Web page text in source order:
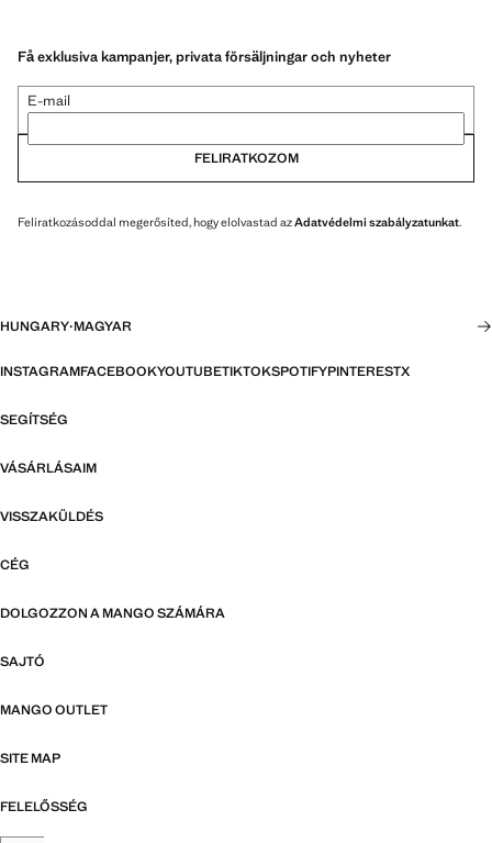
Få exklusiva kampanjer, privata försäljningar och nyheter
E-mail
FELIRATKOZOM
Feliratkozásoddal megerősíted, hogy elolvastad azAdatvédelmi szabályzatunkat.
HUNGARY·MAGYAR
INSTAGRAMFACEBOOKYOUTUBETIKTOKSPOTIFYPINTERESTX
SEGÍTSÉG
VÁSÁRLÁSAIM
VISSZAKÜLDÉS
CÉG
DOLGOZZON A MANGO SZÁMÁRA
SAJTÓ
MANGO OUTLET
SITE MAP
FELELŐSSÉG